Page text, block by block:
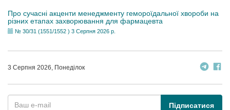
Про сучасні акценти менеджменту гемороїдальної хвороби на
різних етапах захворювання для фармацевта
№ 30/31 (1551/1552 ) 3 Серпня 2026 р.
3 Серпня 2026, Понеділок
Підписатися